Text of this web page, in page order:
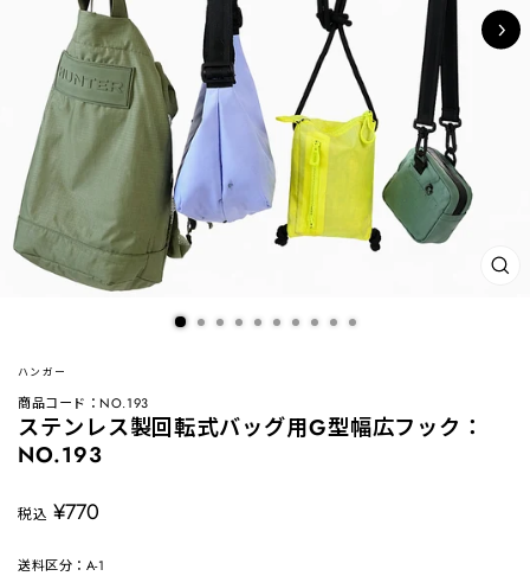
ハンガー
商品コード：NO.193
ステンレス製回転式バッグ用G型幅広フック：
NO.193
税込 定
¥770
送料区分：A-1